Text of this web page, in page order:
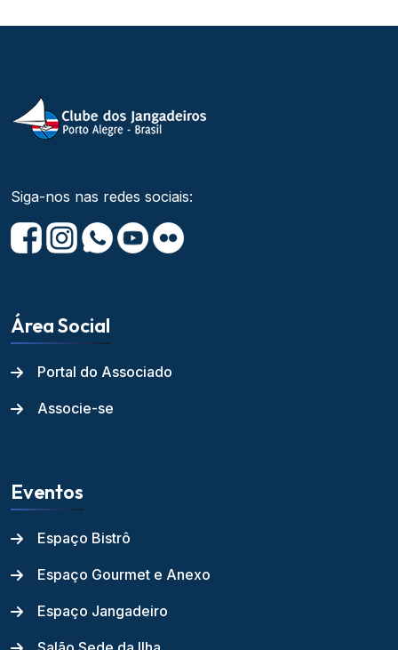
Siga-nos nas redes sociais:
Área Social
Portal do Associado
Associe-se
Eventos
Espaço Bistrô
Espaço Gourmet e Anexo
Espaço Jangadeiro